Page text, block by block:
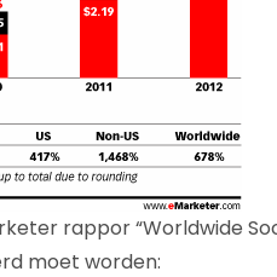
rappor “Worldwide
moet worden: